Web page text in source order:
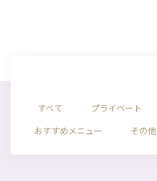
すべて プライベート
おすすめメニュー
その他